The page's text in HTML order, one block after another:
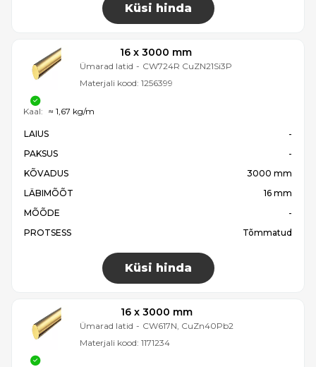
Küsi hinda
16 x 3000 mm
Ümarad latid - CW724R CuZN21Si3P
Materjali kood: 1256399
LAIUS
-
PAKSUS
-
KÕVADUS
3000 mm
LÄBIMÕÕT
16 mm
MÕÕDE
-
PROTSESS
Tõmmatud
Küsi hinda
Kaal: ≈ 1,67 kg/m
16 x 3000 mm
Ümarad latid - CW617N, CuZn40Pb2
Materjali kood: 1171234